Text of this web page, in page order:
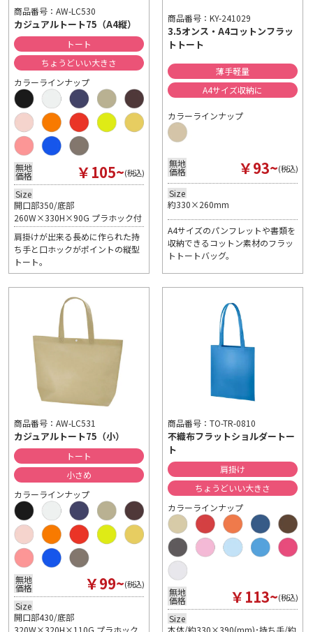
商品番号：AW-LC530
カジュアルトート75（A4縦）
トート
ちょうどいい大きさ
カラーラインナップ
無地
価格 ￥105~(税込)
Size
開口部350/底部
260W×330H×90G プラホック付
肩掛けが出来る長めに作られた持
ち手と口ホックがポイントの縦型
トート。
商品番号：KY-241029
3.5オンス・A4コットンフラッ
トトート
薄手軽量
A4サイズ収納に
カラーラインナップ
無地
価格 ￥93~(税込)
Size
約330×260mm
A4サイズのパンフレットや書類を
収納できるコットン素材のフラッ
トトートバッグ。
商品番号：AW-LC531
カジュアルトート75（小）
トート
小さめ
カラーラインナップ
無地
価格 ￥99~(税込)
Size
開口部430/底部
320W×320H×110G プラホック
商品番号：TO-TR-0810
不織布フラットショルダートー
ト
肩掛け
ちょうどいい大きさ
カラーラインナップ
無地
価格 ￥113~(税込)
Size